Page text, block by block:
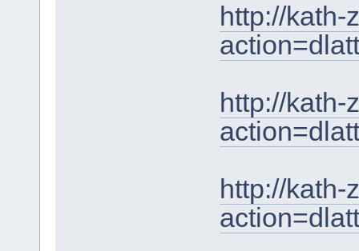
http://kath-
http://kath-
http://kath-